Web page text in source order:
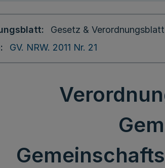
Gesetz &
GV. NRW. 2011 Nr. 21